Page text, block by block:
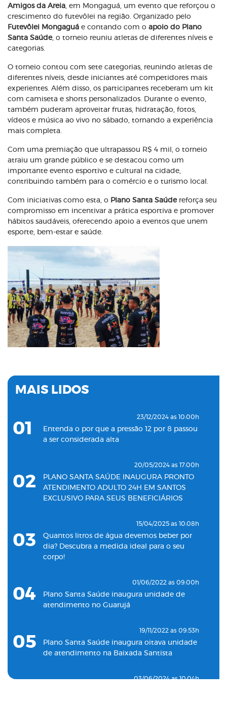
Amigos da Areia , em Mongaguá, um evento que reforçou o
crescimento do futevôlei na região. Organizado pelo
Futevôlei Mongaguá e contando com o apoio do Plano
Santa Saúde, o torneio reuniu atletas de diferentes níveis e
categorias.
O torneio contou com sete categorias, reunindo atletas de
diferentes níveis, desde iniciantes até competidores mais
experientes. Além disso, os participantes receberam um kit
com camiseta e shorts personalizados. Durante o evento,
também puderam aproveitar frutas, hidratação, fotos,
vídeos e música ao vivo no sábado, tornando a experiência
mais completa.
Com uma premiação que ultrapassou R$ 4 mil, o torneio
atraiu um grande público e se destacou como um
importante evento esportivo e cultural na cidade,
contribuindo também para o comércio e o turismo local.
Com iniciativas como esta, o Plano Santa Saúdereforça seu
compromisso em incentivar a prática esportiva e promover
hábitos saudáveis, oferecendo apoio a eventos que unem
esporte, bem-estar e saúde.
MAIS LIDOS
01
23/12/2024 as 10:00h
Entenda o por que a pressão 12 por 8 passou
a ser considerada alta
02
20/05/2024 as 17:00h
PLANO SANTA SAÚDE INAUGURA PRONTO
ATENDIMENTO ADULTO 24H EM SANTOS
EXCLUSIVO PARA SEUS BENEFICIÁRIOS
03
15/04/2025 as 10:08h
Quantos litros de água devemos beber por
dia? Descubra a medida ideal para o seu
corpo!
04
01/06/2022 as 09:00h
Plano Santa Saúde inaugura unidade de
atendimento no Guarujá
05
19/11/2022 as 09:53h
Plano Santa Saúde inaugura oitava unidade
de atendimento na Baixada Santista
03/06/2024 as 10:04h